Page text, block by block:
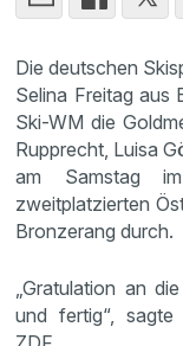
Die deutschen
Selina Freitag aus
Ski-WM die
Rupprecht, Luisa
am Samstag
zweitplatzierten
Bronzerang durch.
„Gratulation an
und fertig“, sagte